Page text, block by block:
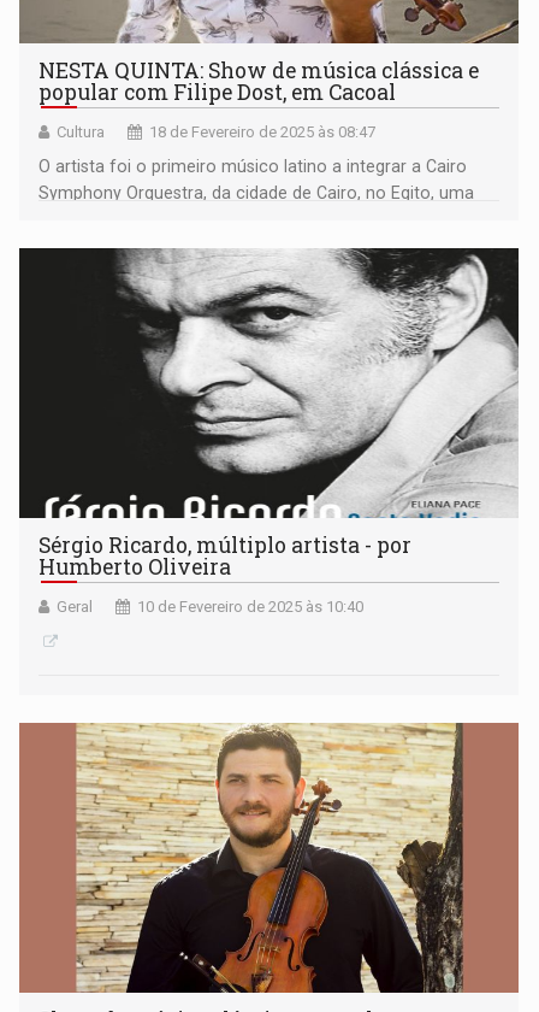
NESTA QUINTA: Show de música clássica e
popular com Filipe Dost, em Cacoal
Cultura 18 de Fevereiro de 2025 às 08:47
O artista foi o primeiro músico latino a integrar a Cairo
Symphony Orquestra, da cidade de Cairo, no Egito, uma
Sérgio Ricardo, múltiplo artista - por
Humberto Oliveira
Geral 10 de Fevereiro de 2025 às 10:40